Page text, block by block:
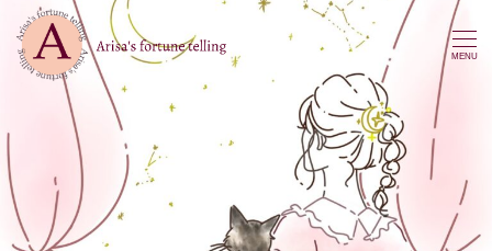
MENU